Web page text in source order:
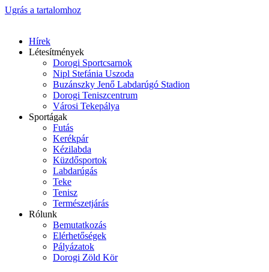
Ugrás a tartalomhoz
Hírek
Létesítmények
Dorogi Sportcsarnok
Nipl Stefánia Uszoda
Buzánszky Jenő Labdarúgó Stadion
Dorogi Teniszcentrum
Városi Tekepálya
Sportágak
Futás
Kerékpár
Kézilabda
Küzdősportok
Labdarúgás
Teke
Tenisz
Természetjárás
Rólunk
Bemutatkozás
Elérhetőségek
Pályázatok
Dorogi Zöld Kör